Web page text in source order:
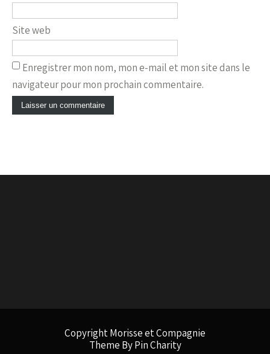
Site web
Enregistrer mon nom, mon e-mail et mon site dans le
navigateur pour mon prochain commentaire.
Copyright Morisse et Compagnie
Theme By Pin Charity